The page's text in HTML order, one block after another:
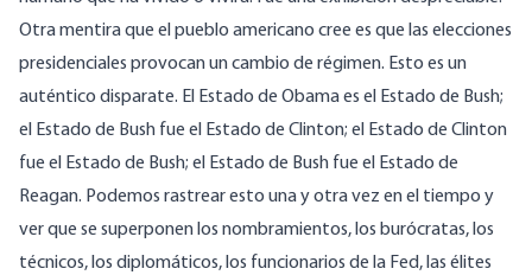
Otra mentira que el pueblo americano cree es que las elecciones
presidenciales provocan un cambio de régimen. Esto es un
auténtico disparate. El Estado de Obama es el Estado de Bush;
el Estado de Bush fue el Estado de Clinton; el Estado de Clinton
fue el Estado de Bush; el Estado de Bush fue el Estado de
Reagan. Podemos rastrear esto una y otra vez en el tiempo y
ver que se superponen los nombramientos, los burócratas, los
técnicos, los diplomáticos, los funcionarios de la Fed, las élites